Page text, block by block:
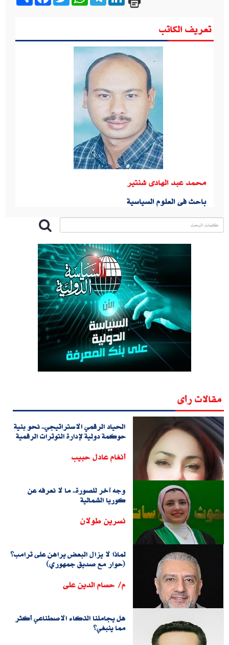
تعريف الكاتب
محمد عبد الهادى شنتير
باحث فى العلوم السياسية
مقالات رأى
الحياد الرقمي الاستراتيجي.. نحو بنية
حوكمة دولية لإدارة التوترات الرقمية
أنغام عادل حبيب
وجه آخر للصورة.. ما لا نعرفه عن
كوريا الشمالية
نسرين طولان
لماذا لا يزال البعض يراهن على ترامب؟
(حوار مع صديق جمهوري)
م/ حسام الدين على
هل يجاملنا الذكاء الاصطناعي أكثر
مما ينبغي؟